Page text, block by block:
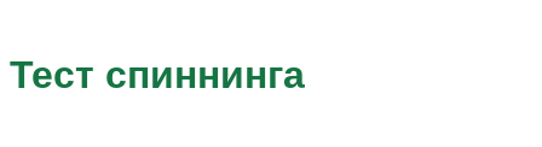
Тест спиннинга